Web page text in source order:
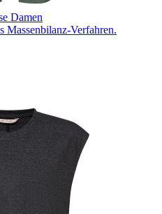
Damen
Massenbilanz-Verfahren.